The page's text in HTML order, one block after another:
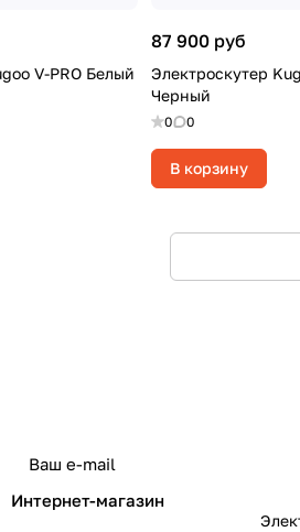
V-PRO Белый
87 900 руб
Электроскутер
Черный
0 0
В корзину
Интернет-магазин